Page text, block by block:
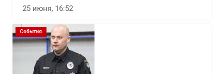
25 июня, 16:52
События